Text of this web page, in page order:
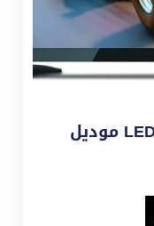
شاشة نيكاي 40 بوصة LED موديل